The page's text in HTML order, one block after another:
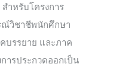
ำหรับโครงการ
ณ์วิชาชีพนักศึกษา
บรรยาย และภาค
ารประกวดออกเป็น